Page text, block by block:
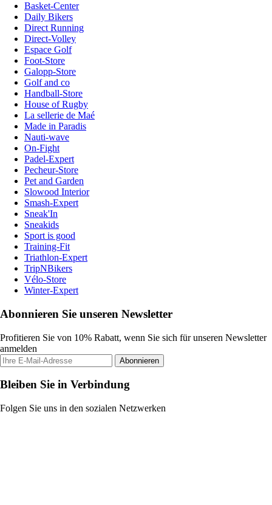
Basket-Center
Daily Bikers
Direct Running
Direct-Volley
Espace Golf
Foot-Store
Galopp-Store
Golf and co
Handball-Store
House of Rugby
La sellerie de Maé
Made in Paradis
Nauti-wave
On-Fight
Padel-Expert
Pecheur-Store
Pet and Garden
Slowood Interior
Smash-Expert
Sneak'In
Sneakids
Sport is good
Training-Fit
Triathlon-Expert
TripNBikers
Vélo-Store
Winter-Expert
Abonnieren Sie unseren Newsletter
Profitieren Sie von 10% Rabatt, wenn Sie sich für unseren Newsletter
anmelden
Abonnieren
Bleiben Sie in Verbindung
Folgen Sie uns in den sozialen Netzwerken